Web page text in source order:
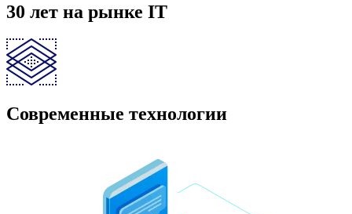
30 лет на рынке IT
Современные технологии